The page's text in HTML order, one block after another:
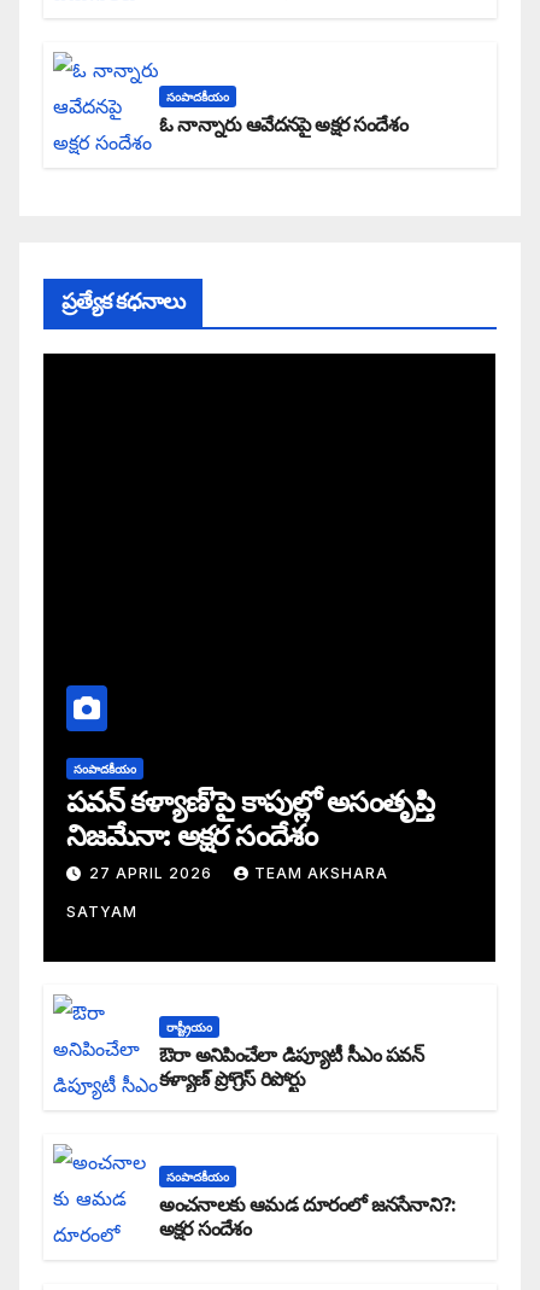
సంపాదకీయం
ఓ నాన్నారు ఆవేదనపై అక్షర సందేశం
ప్రత్యేక కధనాలు
సంపాదకీయం
పవన్ కళ్యాణ్’పై కాపుల్లో అసంతృప్తి
నిజమేనా: అక్షర సందేశం
27 APRIL 2026 TEAM AKSHARA
SATYAM
రాష్ట్రీయం
ఔరా అనిపించేలా డిప్యూటీ సీఎం పవన్
కళ్యాణ్ ప్రోగ్రెస్ రిపోర్టు
సంపాదకీయం
అంచనాలకు ఆమడ దూరంలో జనసేనాని?:
అక్షర సందేశం